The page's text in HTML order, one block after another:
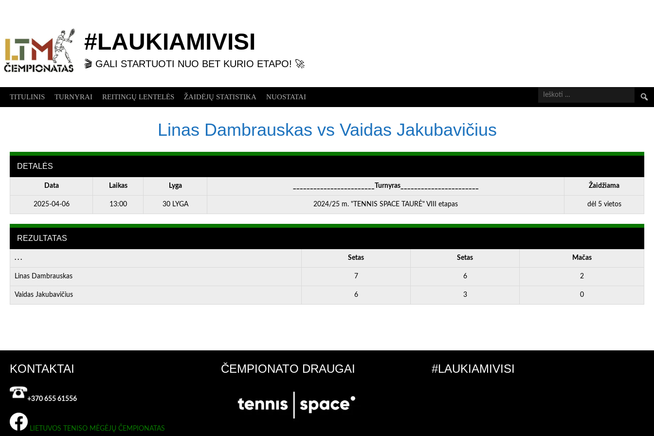
#LAUKIAMIVISI
🎬 GALI STARTUOTI NUO BET KURIO ETAPO! 🚀
TITULINIS TURNYRAI REITINGŲ LENTELĖS ŽAIDĖJŲ STATISTIKA NUOSTATAI
Linas Dambrauskas vs Vaidas Jakubavičius
DETALĖS
Data Laikas Lyga ________________________Turnyras_______________________ Žaidžiama
2025-04-06 13:00 30 LYGA 2024/25 m. "TENNIS SPACE TAURĖ" VIII etapas dėl 5 vietos
REZULTATAS
. . . Setas Setas Mačas
Linas Dambrauskas 7 6 2
Vaidas Jakubavičius 6 3 0
KONTAKTAI
+370 655 61556
LIETUVOS TENISO MĖGĖJŲ ČEMPIONATAS
ČEMPIONATO DRAUGAI #LAUKIAMIVISI